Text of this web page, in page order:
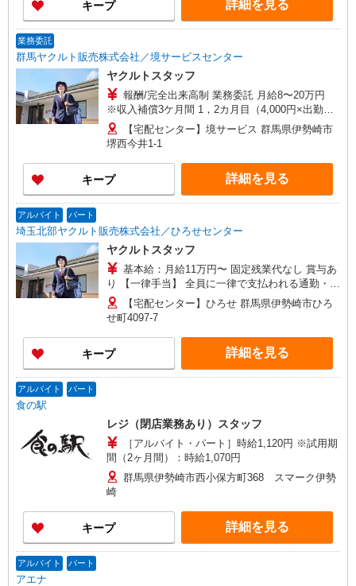
キープ 詳細を見る
業務委託
群馬ヤクルト販売株式会社／境サービスセンター
ヤクルトスタッフ
報酬/完全出来高制 業務委託 月給8〜20万円
※収入補償3ケ月間 1，2カ月目（4,000円×出勤日
数）3か月目（10万円・月間補償金額） 【扶養内
で働く20代主婦Aさん】 週4日・1日5時間（休憩
30分含む）の場合 月収例：8万0000円 時給目安：
1,111円 【ガッツリ働く30代主婦Bさん】 週4日・
1日8時間（休憩1時間含む）の場合 月収例：17万
0000円の収入 時給目安：1,518円 研修制度有/研修
与 日額4,300円（時給目安 1,146円） ※ 3か月目
については原則、月額10万円補償
【宅配センター】境サービス 群馬県伊勢崎市
堺西今井1-1
キープ 詳細を見る
アルバイト パート
埼玉北部ヤクルト販売株式会社／ひろせセンター
ヤクルトスタッフ
基本給：月給11万円〜 固定残業代なし 賞与あ
り 【一律手当】 全員に一律で支払われる通勤・皆
勤・家族手当金額 : なし 全員に一律で支払われる
その他手当金額 : なし ＼選べる働き方／ライフス
タイルに合わせて働ける！ ・家族と仕事を大切に
働きたい ・子どもが小さいから週4で働きたい ・
ライフスタイルに合った収入が欲しい 今のあなた
に合った最適の働き方を見つけてください。 ※扶
【宅配センター】ひろせ 群馬県伊勢崎市ひろ
せ町4097-7
キープ 詳細を見る
アルバイト パート
食の駅
レジ（閉店業務あり）スタッフ
［アルバイト・パート］時給1,120円 ※試用期
間（2ヶ月間）：時給1,070円
群馬県伊勢崎市西小保方町368 スマーク伊勢
崎
キープ 詳細を見る
アルバイト パート
アエナ